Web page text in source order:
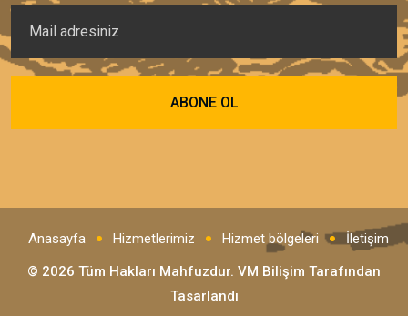
Anasayfa Hizmetlerimiz Hizmet bölgeleri
İletişim
© 2026 Tüm Hakları Mahfuzdur. VM Bilişim Tarafından
Tasarlandı